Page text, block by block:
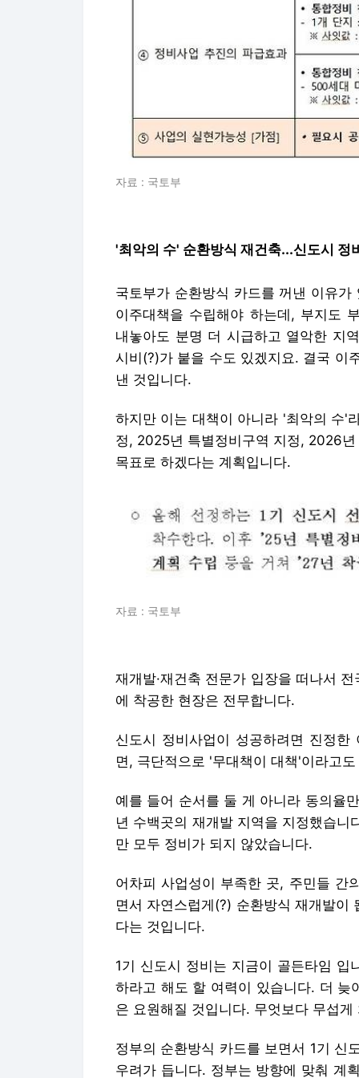
자료 : 국토부
'최악의 수' 순환방식 재건축...신도시 정
국토부가 순환방식 카드를 꺼낸 이유
이주대책을 수립해야 하는데, 부지도
내놓아도 분명 더 시급하고 열악한 지
시비(?)가 붙을 수도 있겠지요. 결국 이
낸 것입니다.
하지만 이는 대책이 아니라 '최악의 수'
정, 2025년 특별정비구역 지정, 2026
목표로 하겠다는 계획입니다.
자료 : 국토부
재개발·재건축 전문가 입장을 떠나서
에 착공한 현장은 전무합니다.
신도시 정비사업이 성공하려면 진정
면, 극단적으로 '무대책이 대책'이라고
예를 들어 순서를 둘 게 아니라 동의율
년 수백곳의 재개발 지역을 지정했습
만 모두 정비가 되지 않았습니다.
어차피 사업성이 부족한 곳, 주민들 간
면서 자연스럽게(?) 순환방식 재개발
다는 것입니다.
1기 신도시 정비는 지금이 골든타임
하라고 해도 할 여력이 있습니다. 더 늦
은 요원해질 것입니다. 무엇보다 무섭
정부의 순환방식 카드를 보면서 1기 신
우려가 듭니다. 정부는 방향에 맞춰 계